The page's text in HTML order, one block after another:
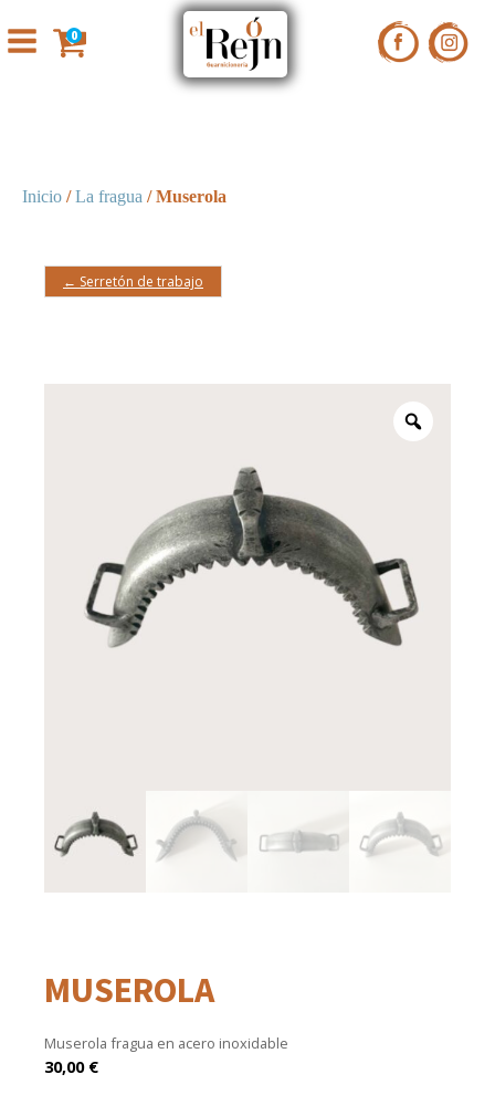
0
Inicio /La fragua / Muserola
← Serretón de trabajo
Zoom
MUSEROLA
Muserola fragua en acero inoxidable
30,00 €